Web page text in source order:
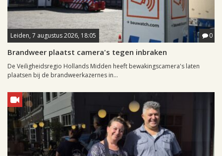
Leiden, 7 augustus 2026, 18:05 0
Brandweer plaatst camera's tegen inbraken
De Veiligheidsregio Hollands Midden heeft bewakingscamera's laten
plaatsen bij de brandweerkazernes in...